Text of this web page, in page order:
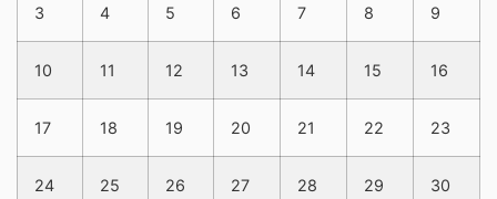
3 4 5 6 7 8 9
10 11 12 13 14 15 16
17 18 19 20 21 22 23
24 25 26 27 28 29 30